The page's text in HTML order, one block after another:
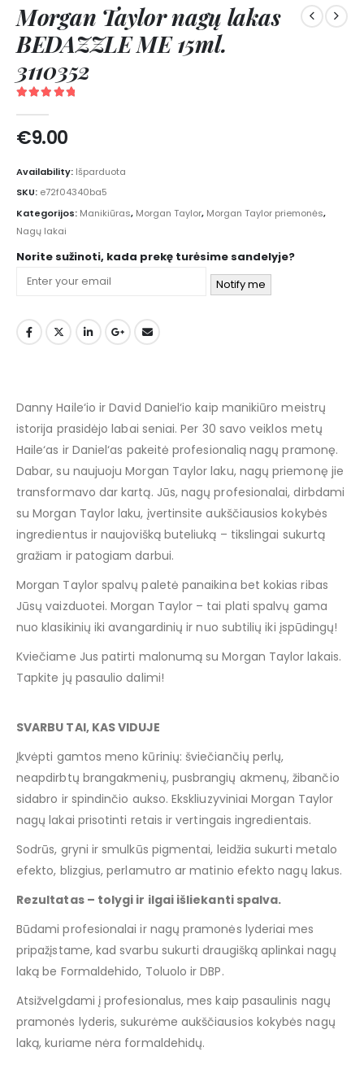
Morgan Taylor nagų lakas
BEDAZZLE ME 15ml.
3110352
€9.00
Availability: Išparduota
SKU: e72f04340ba5
Kategorijos: Manikiūras, Morgan Taylor, Morgan Taylor priemonės,
Nagų lakai
Norite sužinoti, kada prekę turėsime sandelyje?
Notify me
Danny Haile‘io ir David Daniel‘io kaip manikiūro meistrų
istorija prasidėjo labai seniai. Per 30 savo veiklos metų
Haile‘as ir Daniel‘as pakeitė profesionalią nagų pramonę.
Dabar, su naujuoju Morgan Taylor laku, nagų priemonę jie
transformavo dar kartą. Jūs, nagų profesionalai, dirbdami
su Morgan Taylor laku, įvertinsite aukščiausios kokybės
ingredientus ir naujovišką buteliuką – tikslingai sukurtą
gražiam ir patogiam darbui.
Morgan Taylor spalvų paletė panaikina bet kokias ribas
Jūsų vaizduotei. Morgan Taylor – tai plati spalvų gama
nuo klasikinių iki avangardinių ir nuo subtilių iki įspūdingų!
Kviečiame Jus patirti malonumą su Morgan Taylor lakais.
Tapkite jų pasaulio dalimi!
SVARBU TAI, KAS VIDUJE
Įkvėpti gamtos meno kūrinių: šviečiančių perlų,
neapdirbtų brangakmenių, pusbrangių akmenų, žibančio
sidabro ir spindinčio aukso. Ekskliuzyviniai Morgan Taylor
nagų lakai prisotinti retais ir vertingais ingredientais.
Sodrūs, gryni ir smulkūs pigmentai, leidžia sukurti metalo
efekto, blizgius, perlamutro ar matinio efekto nagų lakus.
Rezultatas – tolygi ir ilgai išliekanti spalva.
Būdami profesionalai ir nagų pramonės lyderiai mes
pripažįstame, kad svarbu sukurti draugišką aplinkai nagų
laką be Formaldehido, Toluolo ir DBP.
Atsižvelgdami į profesionalus, mes kaip pasaulinis nagų
pramonės lyderis, sukurėme aukščiausios kokybės nagų
laką, kuriame nėra formaldehidų.